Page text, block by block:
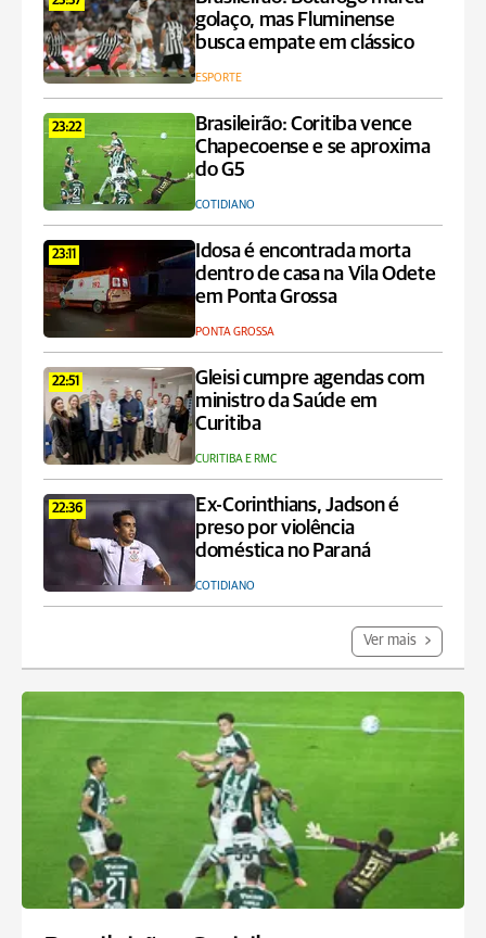
golaço, mas Fluminense
busca empate em clássico
ESPORTE
23:22
Brasileirão: Coritiba vence
Chapecoense e se aproxima
do G5
COTIDIANO
23:11
Idosa é encontrada morta
dentro de casa na Vila Odete
em Ponta Grossa
PONTA GROSSA
22:51
Gleisi cumpre agendas com
ministro da Saúde em
Curitiba
CURITIBA E RMC
22:36
Ex-Corinthians, Jadson é
preso por violência
doméstica no Paraná
COTIDIANO
Ver mais